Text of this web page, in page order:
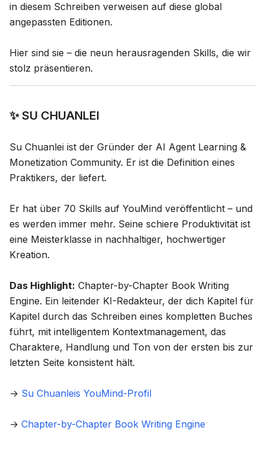
in diesem Schreiben verweisen auf diese global
angepassten Editionen.
Hier sind sie – die neun herausragenden Skills, die wir
stolz präsentieren.
✨ SU CHUANLEI
Su Chuanlei ist der Gründer der AI Agent Learning &
Monetization Community. Er ist die Definition eines
Praktikers, der liefert.
Er hat über 70 Skills auf YouMind veröffentlicht – und
es werden immer mehr. Seine schiere Produktivität ist
eine Meisterklasse in nachhaltiger, hochwertiger
Kreation.
Das Highlight: Chapter-by-Chapter Book Writing
Engine. Ein leitender KI-Redakteur, der dich Kapitel für
Kapitel durch das Schreiben eines kompletten Buches
führt, mit intelligentem Kontextmanagement, das
Charaktere, Handlung und Ton von der ersten bis zur
letzten Seite konsistent hält.
→ Su Chuanleis YouMind-Profil
→ Chapter-by-Chapter Book Writing Engine